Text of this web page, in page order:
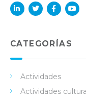
in
ok
e
CATEGORÍAS
Actividades
Actividades